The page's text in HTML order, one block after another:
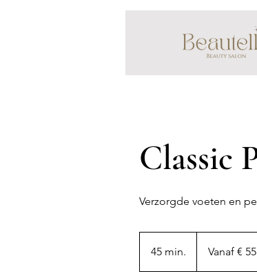
Classic
Verzorgde voeten en
45 min.
5
euroVanaf € 55